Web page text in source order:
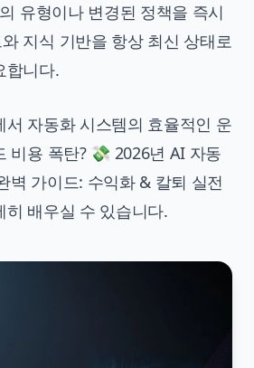
유형이나 변경된 정책을 즉시
지식 기반을 항상 최신 상태로
합니다.
서 자동화 시스템의 효율적인 운
비용 폭탄? 💸 2026년 AI 자동
벽 가이드: 수익화 & 칼퇴 실전
히 배우실 수 있습니다.